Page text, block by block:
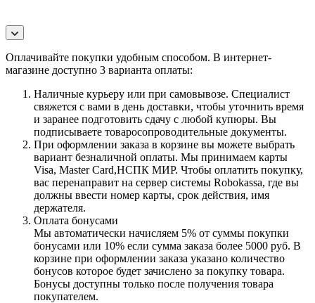
Оплачивайте покупки удобным способом. В интернет-
магазине доступно 3 варианта оплаты:
Наличные курьеру или при самовывозе. Специалист
свяжется с вами в день доставки, чтобы уточнить время
и заранее подготовить сдачу с любой купюры. Вы
подписываете товаросопроводительные документы.
При оформлении заказа в корзине вы можете выбрать
вариант безналичной оплаты. Мы принимаем карты
Visa, Master Card,НСПК МИР. Чтобы оплатить покупку,
вас перенаправит на сервер системы Robokassa, где вы
должны ввести номер карты, срок действия, имя
держателя.
Оплата бонусами
Мы автоматически начисляем 5% от суммы покупки
бонусами или 10% если сумма заказа более 5000 руб. В
корзине при оформлении заказа указано количество
бонусов которое будет зачислено за покупку товара.
Бонусы доступны только после получения товара
покупателем.